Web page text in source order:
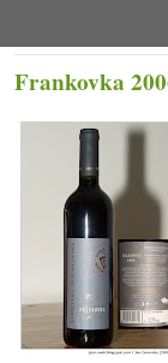
Frankovka